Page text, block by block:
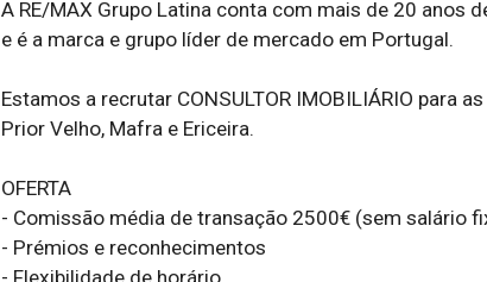
A RE/MAX Grupo Latina conta com mais de 20 anos
e é a marca e grupo líder de mercado em Portugal.
Estamos a recrutar CONSULTOR IMOBILIÁRIO para
Prior Velho, Mafra e Ericeira.
OFERTA
- Comissão média de transação 2500€ (sem salário
- Prémios e reconhecimentos
- Flexibilidade de horário